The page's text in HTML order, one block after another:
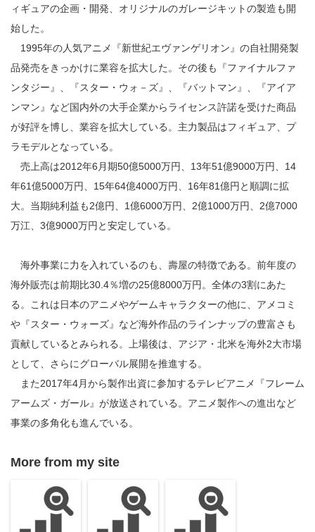
ィギュアの企画・開発、オリジナルのガレージキットの製造も開
始した。
1995年の人気アニメ『新世紀エヴァンゲリオン』の自社開発製
品発売をきっかけに業容を拡大した。その後も『ファイナルファ
ンタジー』、『スター・ウォ－ズ』、『バットマン』、『アイア
ンマン』など国内外の大手企業からライセンス許諾を受けた商品
が好評を博し、業容を拡大している。主力製品はフィギュア、プ
ラモデルとなっている。
売上高は2012年6月期50億5000万円、13年51億9000万円、14
年61億5000万円、15年64億4000万円、16年81億円と順調に拡
大。当期純利益も2億円、1億6000万円、2億1000万円、2億7000
万江、3億9000万円と安定している。
海外事業に力を入れているのも、壽屋の特徴である。前年度の
海外販売は前期比30.4％増の25億8000万円。全体の3割にあた
る。これは日本のアニメやゲームキャラクターの他に、アメコミ
や『スター・ウォーズ』など海外作品のラインナップの豊富さも
貢献しているとみられる。上場後は、アジア・北米を海外2大市場
として、さらにグローバル展開を推進する。
また2017年4月から製作出資に参加するテレビアニメ『フレーム
アームズ・ガール』が放送されている。アニメ製作への進出など
事業の多角化も進んでいる。
More from my site